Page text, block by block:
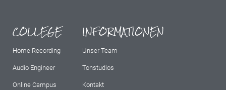
COLLEGE
Home Recording
Audio Engineer
Online Campus
INFORMATIONEN
Unser Team
Tonstudios
Kontakt